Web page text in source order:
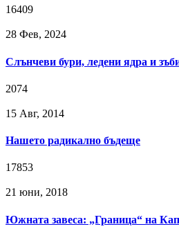
16409
28 Фев, 2024
Слънчеви бури, ледени ядра и
2074
15 Авг, 2014
Нашето радикално бъдеще
17853
21 юни, 2018
Южната завеса: „Граница“ на